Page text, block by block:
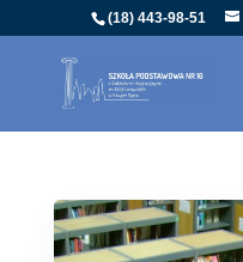
(18) 443-98-51